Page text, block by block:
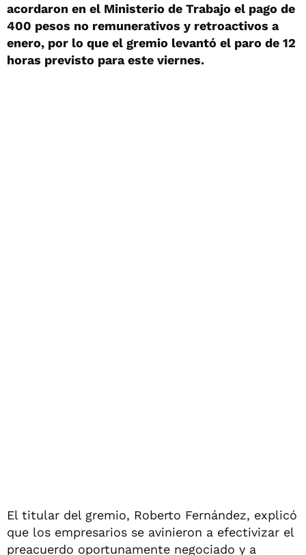
acordaron en el Ministerio de Trabajo el pago de
400 pesos no remunerativos y retroactivos a
enero, por lo que el gremio levantó el paro de 12
horas previsto para este viernes.
El titular del gremio, Roberto Fernández, explicó
que los empresarios se avinieron a efectivizar el
preacuerdo oportunamente negociado y a